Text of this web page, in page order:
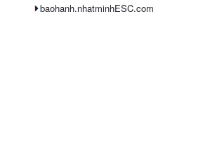
baohanh.nhatminhESC.com